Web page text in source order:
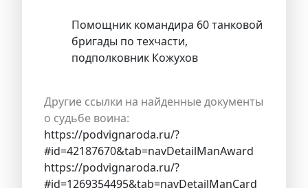
Помощник командира 60 танковой
бригады по техчасти,
подполковник Кожухов
Другие ссылки на найденные документы
о судьбе воина:
https://podvignaroda.ru/?
#id=42187670&tab=navDetailManAward
https://podvignaroda.ru/?
#id=1269354495&tab=navDetailManCard